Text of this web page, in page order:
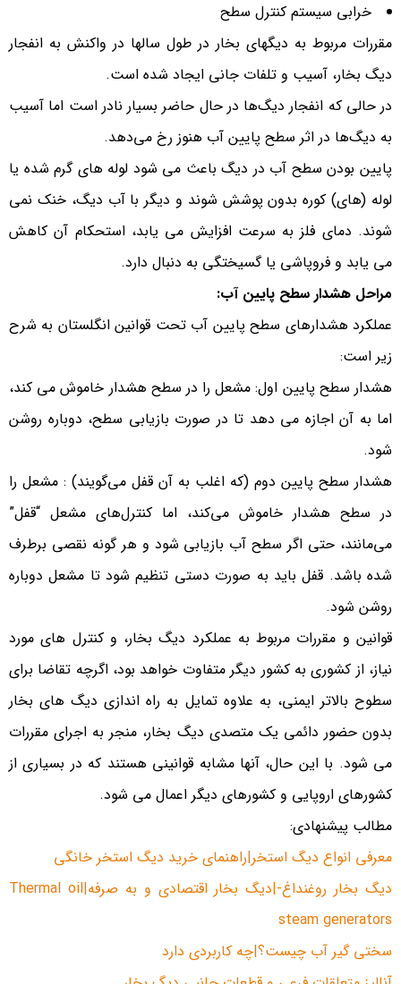
خرابی سیستم کنترل سطح
مقررات مربوط به دیگهای بخار در طول سالها در واکنش به انفجار
دیگ بخار، آسیب و تلفات جانی ایجاد شده است.
در حالی که انفجار دیگ‌ها در حال حاضر بسیار نادر است اما آسیب
به دیگ‌ها در اثر سطح پایین آب هنوز رخ می‌دهد.
پایین بودن سطح آب در دیگ باعث می شود لوله های گرم شده یا
لوله (های) کوره بدون پوشش شوند و دیگر با آب دیگ، خنک نمی
شوند. دمای فلز به سرعت افزایش می یابد، استحکام آن کاهش
می یابد و فروپاشی یا گسیختگی به دنبال دارد.
مراحل هشدار سطح پایین آب:
عملکرد هشدارهای سطح پایین آب تحت قوانین انگلستان به شرح
زیر است:
هشدار سطح پایین اول: مشعل را در سطح هشدار خاموش می کند،
اما به آن اجازه می دهد تا در صورت بازیابی سطح، دوباره روشن
شود.
هشدار سطح پایین دوم (که اغلب به آن قفل می‌گویند) : مشعل را
در سطح هشدار خاموش می‌کند، اما کنترل‌های مشعل “قفل”
می‌مانند، حتی اگر سطح آب بازیابی شود و هر گونه نقصی برطرف
شده باشد. قفل باید به صورت دستی تنظیم شود تا مشعل دوباره
روشن شود.
قوانین و مقررات مربوط به عملکرد دیگ بخار، و کنترل های مورد
نیاز، از کشوری به کشور دیگر متفاوت خواهد بود، اگرچه تقاضا برای
سطوح بالاتر ایمنی، به علاوه تمایل به راه اندازی دیگ های بخار
بدون حضور دائمی یک متصدی دیگ بخار، منجر به اجرای مقررات
می شود. با این حال، آنها مشابه قوانینی هستند که در بسیاری از
کشورهای اروپایی و کشورهای دیگر اعمال می شود.
مطالب پیشنهادی:
معرفی انواع دیگ استخر|راهنمای خرید دیگ استخر خانگی
دیگ بخار روغنداغ-|دیگ بخار اقتصادی و به صرفه|Thermal oil
steam generators
سختی گیر آب چیست؟|چه کاربردی دارد